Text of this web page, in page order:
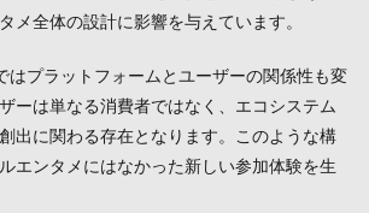
メ全体の設計に影響を与えています。
はプラットフォームとユーザーの関係性も変
ーは単なる消費者ではなく、エコシステム
出に関わる存在となります。このような構
エンタメにはなかった新しい参加体験を生